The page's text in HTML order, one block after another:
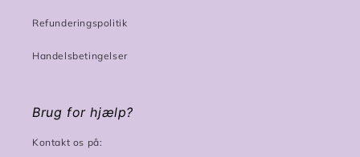
Refunderingspolitik
Handelsbetingelser
Brug for hjælp?
Kontakt os på: